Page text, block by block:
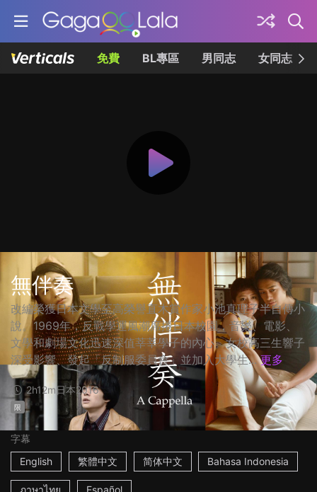
免費 BL專區 男同志 女同志
無伴奏
改編榮獲日本文學至高榮譽直木賞作家小池真理子半自傳小
說。1969年，反戰學運風潮席捲日本校園，音樂、電影、
文學和劇場文化迅速深值莘莘學子的內心。女校高三生響子
深受影響、發起「反制服委員會」並加入大學生... 更多
2h12m日本2016
限
字幕
English
繁體中文 简体中文 Bahasa Indonesia
ภาษาไทย Español